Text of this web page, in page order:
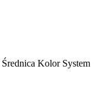
Średnica Kolor System